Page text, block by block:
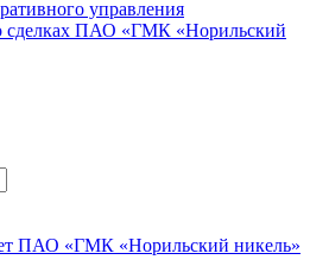
управления
сделках ПАО «ГМК «Норильский
ПАО «ГМК «Норильский никель»